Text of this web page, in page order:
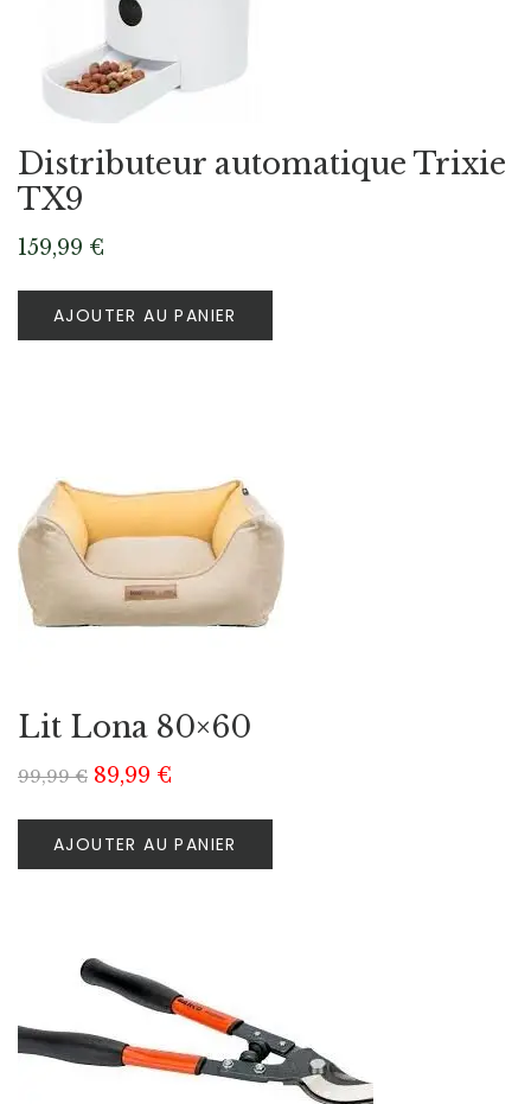
Distributeur automatique Trixie
TX9
159,99 €
AJOUTER AU PANIER
Lit Lona 80×60
99,99€ 89,99 €
AJOUTER AU PANIER